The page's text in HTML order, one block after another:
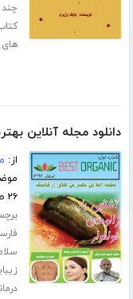
های
دانلود مجله آنلاین
از:
۲۶ صفحه